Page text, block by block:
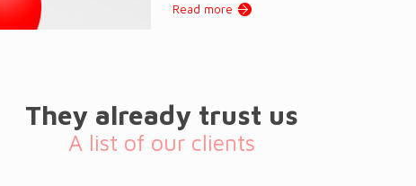
Read more
They already trust us
A list of our clients